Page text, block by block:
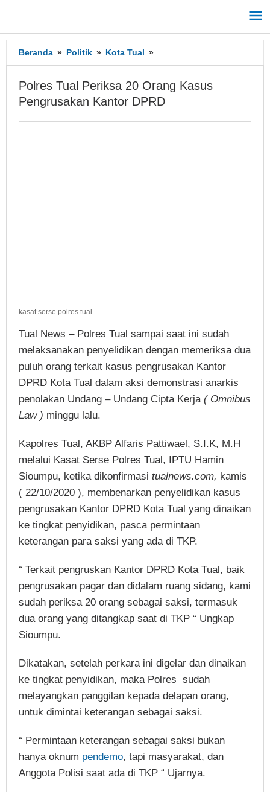
konten
Beranda » Politik » Kota Tual »
Tual
20
Orang
Polres Tual Periksa 20 Orang Kasus
Pengrusakan Kantor DPRD
kasat serse polres tual
Tual News – Polres Tual sampai saat ini sudah
melaksanakan penyelidikan dengan memeriksa dua
puluh orang terkait kasus pengrusakan Kantor
DPRD Kota Tual dalam aksi demonstrasi anarkis
penolakan Undang – Undang Cipta Kerja ( Omnibus
Law ) minggu lalu.
Kapolres Tual, AKBP Alfaris Pattiwael, S.I.K, M.H
melalui Kasat Serse Polres Tual, IPTU Hamin
Sioumpu, ketika dikonfirmasi tualnews.com, kamis
( 22/10/2020 ), membenarkan penyelidikan kasus
pengrusakan Kantor DPRD Kota Tual yang dinaikan
ke tingkat penyidikan, pasca permintaan
keterangan para saksi yang ada di TKP.
“ Terkait pengruskan Kantor DPRD Kota Tual, baik
pengrusakan pagar dan didalam ruang sidang, kami
sudah periksa 20 orang sebagai saksi, termasuk
dua orang yang ditangkap saat di TKP “ Ungkap
Sioumpu.
Dikatakan, setelah perkara ini digelar dan dinaikan
ke tingkat penyidikan, maka Polres sudah
melayangkan panggilan kepada delapan orang,
untuk dimintai keterangan sebagai saksi.
“ Permintaan keterangan sebagai saksi bukan
hanya oknum pendemo, tapi masyarakat, dan
Anggota Polisi saat ada di TKP “ Ujarnya.